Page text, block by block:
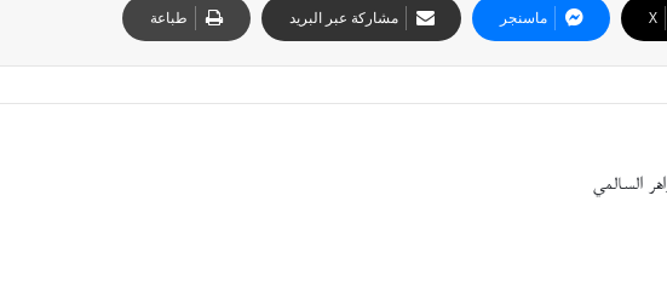
‫X ماسنجر مشاركة عبر البريد طباعة
السالمي